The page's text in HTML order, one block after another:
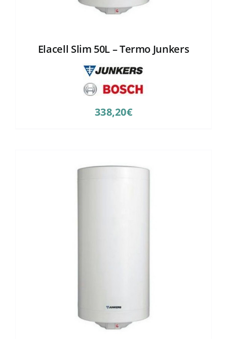
Elacell Slim 50L – Termo Junkers
338,20€